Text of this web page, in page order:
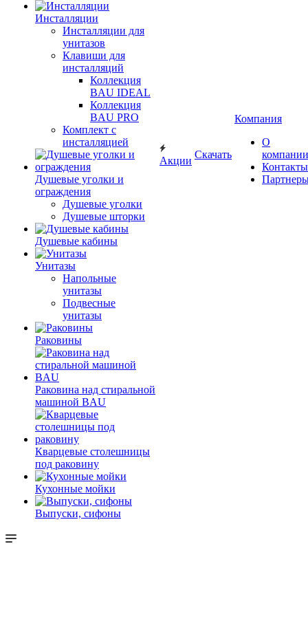
Инсталляции
Инсталляции для
унитазов
Клавиши для
инсталляций
Коллекция
BAU IDEAL
Коллекция
BAU PRO
Комплект с
инсталляцией
Душевые уголки и
ограждения
Душевые уголки
Душевые шторки
Душевые кабины
Унитазы
Напольные
унитазы
Подвесные
унитазы
Раковины
Раковина над стиральной
машиной BAU
Кварцевые столешницы
под раковину
Кухонные мойки
Выпуски, сифоны
Акции
Скачать
Компания
О
компании
Контакты